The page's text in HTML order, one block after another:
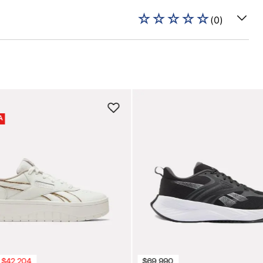
☆☆☆☆☆(0)
$42.204 $69.990